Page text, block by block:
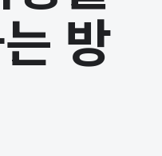
방